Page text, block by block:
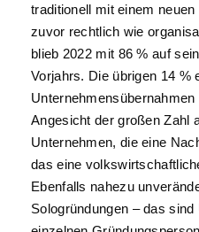
traditionell mit einem
zuvor rechtlich wie
blieb 2022 mit 86 % auf
Vorjahrs. Die übrigen 14 %
Unternehmensübernahmen
Angesicht der großen Zahl
Unternehmen, die eine
das eine
Ebenfalls nahezu
Sologründungen – das